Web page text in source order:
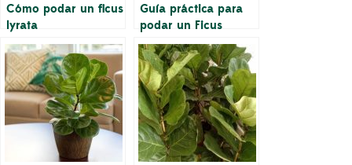
Cómo podar un ficus
lyrata
Guía práctica para
podar un Ficus
Lyrata